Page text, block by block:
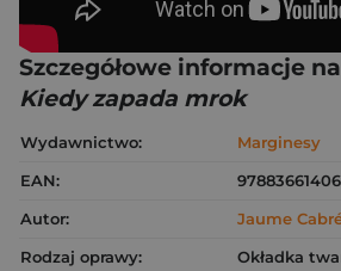
Szczegółowe informacje
Kiedy zapada mrok
Wydawnictwo:
Marginesy
EAN:
Autor:
Jaume
Rodzaj oprawy:
Okładka